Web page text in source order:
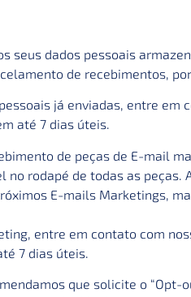
seus dados pessoais
de recebimentos,
já enviadas, entre em
até 7 dias úteis.
de peças de E-mail
rodapé de todas as peças.
E-mails Marketings,
entre em contato com
7 dias úteis.
que solicite o “Opt-